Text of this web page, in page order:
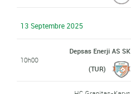
13 Septembre 2025
10h00
Depsas Enerji AS SK
(TUR)